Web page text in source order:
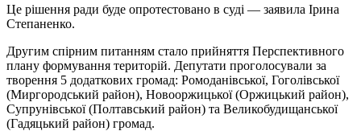
Це рішення ради буде опротестовано в суді — заявила Ірина
Степаненко.
Другим спірним питанням стало прийняття Перспективного
плану формування територій. Депутати проголосували за
творення 5 додаткових громад: Ромоданівської, Гоголівської
(Миргородський район), Новооржицької (Оржицький район),
Супрунівської (Полтавський район) та Великобудищанської
(Гадяцький район) громад.